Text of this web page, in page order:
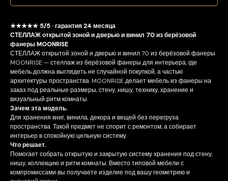
★★★★★ 5/5 · гарантия 24 месяца
СТЕЛЛАЖ открытой зоной и дверью и винил 70 из берёзовой
фанеры MOONRISE
СТЕЛЛАЖ открытой зоной и дверью и винил 70 из берёзовой фанеры
MOONRISE — стеллаж из берёзовой фанеры для интерьера, где
мебель должна выглядеть не случайной покупкой, а частью
архитектуры пространства. MOONRISE делает мебель из фанеры на
заказ под реальные размеры, стену, нишу, технику, хранение и
визуальный ритм комнаты.
Зачем эта модель.
Для хранения книг, винила, декора и вещей без перегруза
пространства. Такой предмет не спорит с ремонтом, а собирает
интерьер в спокойную цельную систему.
Что решает.
Помогает собрать открытую и закрытую систему хранения под стену,
нишу, коллекцию и ритм комнаты. Вместо типовой мебели с
компромиссами вы получаете изделие под вашу геометрию и